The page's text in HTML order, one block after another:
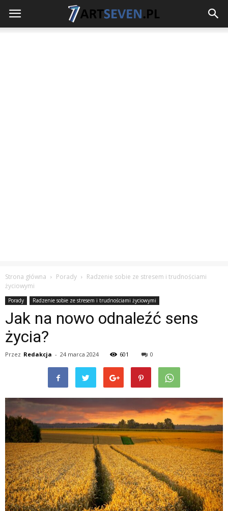
Strona główna Porady
Radzenie sobie ze stresem i trudnościami
życiowymi
Porady Radzenie sobie ze stresem i trudnościami życiowymi
Jak na nowo odnaleźć sens
życia?
Przez Redakcja - 24 marca 2024 601 0